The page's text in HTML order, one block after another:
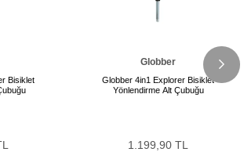
Bisiklet
Globber
Globber 4in1 Explorer Bisiklet
Yönlendirme Alt Çubuğu
1.199,90 TL